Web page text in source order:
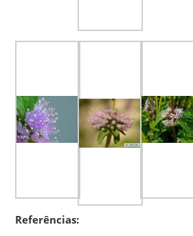
Referências: